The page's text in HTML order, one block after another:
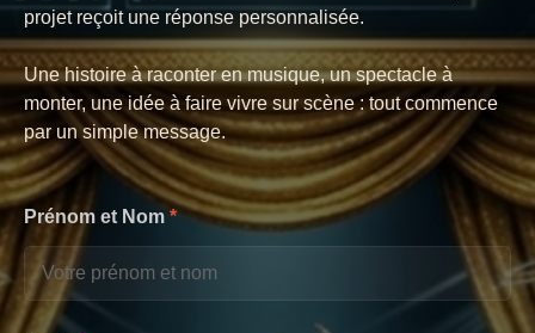
projet reçoit une réponse personnalisée.
Une histoire à raconter en musique, un spectacle à
monter, une idée à faire vivre sur scène : tout commence
par un simple message.
Prénom et Nom *